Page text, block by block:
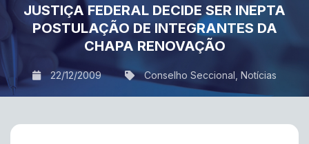
JUSTIÇA FEDERAL DECIDE SER INEPTA
POSTULAÇÃO DE INTEGRANTES DA
CHAPA RENOVAÇÃO
22/12/2009 Conselho Seccional Notícias